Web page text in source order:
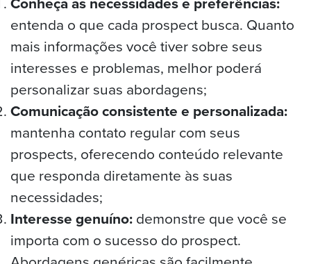
entenda o que cada prospect busca. Quanto
mais informações você tiver sobre seus
interesses e problemas, melhor poderá
personalizar suas abordagens;
Comunicação consistente e personalizada:
mantenha contato regular com seus
prospects, oferecendo conteúdo relevante
que responda diretamente às suas
necessidades;
Interesse genuíno:demonstre que você se
importa com o sucesso do prospect.